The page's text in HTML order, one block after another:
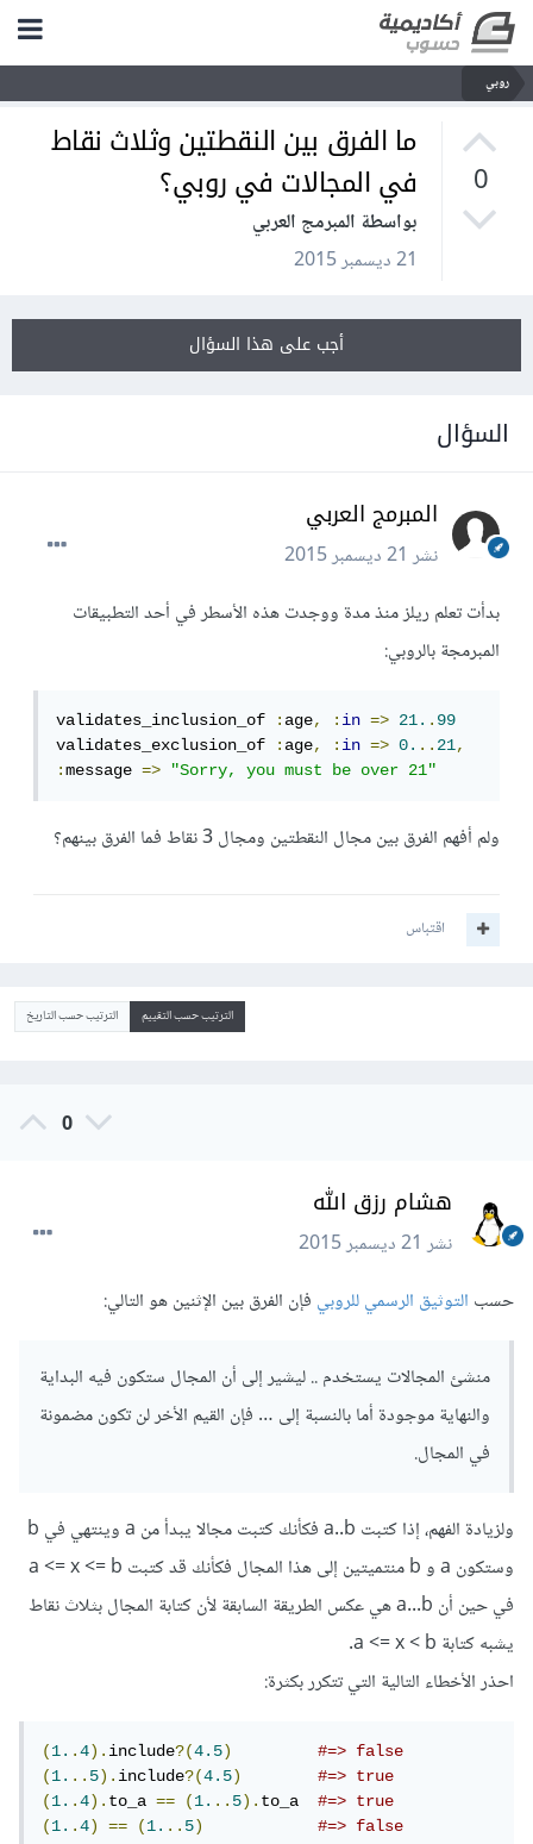
روبي
0
ما الفرق بين النقطتين وثلاث نقاط
في المجالات في روبي؟
بواسطة المبرمج العربي
21 ديسمبر 2015
أجب على هذا السؤال
السؤال
المبرمج العربي
نشر21 ديسمبر 2015
بدأت تعلم ريلز منذ مدة ووجدت هذه الأسطر في أحد التطبيقات
المبرمجة بالروبي:
validates_inclusion_of :age, :in => 21..99
validates_exclusion_of :age, :in => 0...21,
:message => "Sorry, you must be over 21"
ولم أفهم الفرق بين مجال النقطتين ومجال 3 نقاط فما الفرق بينهم؟
اقتباس
الترتيب حسب التقييم الترتيب حسب التاريخ
0
هشام رزق الله
نشر21 ديسمبر 2015
حسب التوثيق الرسمي للروبيفإن الفرق بين الإثنين هو التالي:
منشئ المجالات يستخدم .. ليشير إلى أن المجال ستكون فيه البداية
والنهاية موجودة أما بالنسبة إلى … فإن القيم الأخر لن تكون مضمونة
في المجال.
ولزيادة الفهم، إذا كتبت a..b فكأنك كتبت مجالا يبدأ من a وينتهي في b
وستكون a و b منتميتين إلى هذا المجال فكأنك قد كتبت a <= x <= b
في حين أن a...b هي عكس الطريقة السابقة لأن كتابة المجال بثلاث نقاط
يشبه كتابة a <= x < b.
احذر الأخطاء التالية التي تتكرر بكثرة:
(1..4).include?(4.5)
#=> false
(1...5).include?(4.5)
#=> true
(1..4).to_a == (1...5).to_a #=> true
(1..4) == (1...5) #=> false